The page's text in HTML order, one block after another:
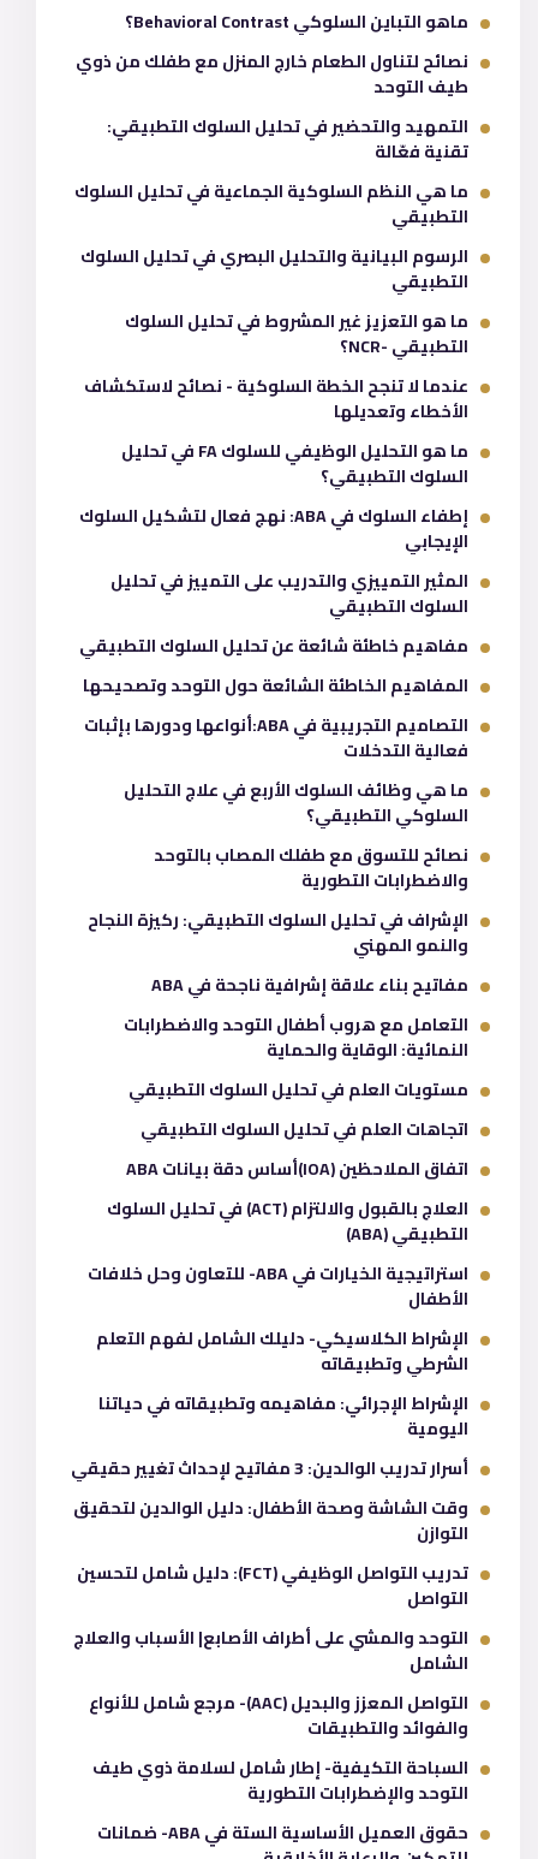
ماهو التباين السلوكي Behavioral Contrast؟
نصائح لتناول الطعام خارج المنزل مع طفلك من ذوي
طيف التوحد
التمهيد والتحضير في تحليل السلوك التطبيقي:
تقنية فعّالة
ما هي النظم السلوكية الجماعية في تحليل السلوك
التطبيقي
الرسوم البيانية والتحليل البصري في تحليل السلوك
التطبيقي
ما هو التعزيز غير المشروط في تحليل السلوك
التطبيقي -NCR؟
عندما لا تنجح الخطة السلوكية - نصائح لاستكشاف
الأخطاء وتعديلها
ما هو التحليل الوظيفي للسلوك FA في تحليل
السلوك التطبيقي؟
إطفاء السلوك في ABA: نهج فعال لتشكيل السلوك
الإيجابي
المثير التمييزي والتدريب على التمييز في تحليل
السلوك التطبيقي
مفاهيم خاطئة شائعة عن تحليل السلوك التطبيقي
المفاهيم الخاطئة الشائعة حول التوحد وتصحيحها
التصاميم التجريبية في ABA:أنواعها ودورها بإثبات
فعالية التدخلات
ما هي وظائف السلوك الأربع في علاج التحليل
السلوكي التطبيقي؟
نصائح للتسوق مع طفلك المصاب بالتوحد
والاضطرابات التطورية
الإشراف في تحليل السلوك التطبيقي: ركيزة النجاح
والنمو المهني
مفاتيح بناء علاقة إشرافية ناجحة في ABA
التعامل مع هروب أطفال التوحد والاضطرابات
النمائية: الوقاية والحماية
مستويات العلم في تحليل السلوك التطبيقي
اتجاهات العلم في تحليل السلوك التطبيقي
اتفاق الملاحظين (IOA)أساس دقة بيانات ABA
العلاج بالقبول والالتزام (ACT) في تحليل السلوك
التطبيقي (ABA)
استراتيجية الخيارات في ABA- للتعاون وحل خلافات
الأطفال
الإشراط الكلاسيكي- دليلك الشامل لفهم التعلم
الشرطي وتطبيقاته
الإشراط الإجرائي: مفاهيمه وتطبيقاته في حياتنا
اليومية
أسرار تدريب الوالدين: 3 مفاتيح لإحداث تغيير حقيقي
وقت الشاشة وصحة الأطفال: دليل الوالدين لتحقيق
التوازن
تدريب التواصل الوظيفي (FCT): دليل شامل لتحسين
التواصل
التوحد والمشي على أطراف الأصابع| الأسباب والعلاج
الشامل
التواصل المعزز والبديل (AAC)- مرجع شامل للأنواع
والفوائد والتطبيقات
السباحة التكيفية- إطار شامل لسلامة ذوي طيف
التوحد والإضطرابات التطورية
حقوق العميل الأساسية الستة في ABA- ضمانات